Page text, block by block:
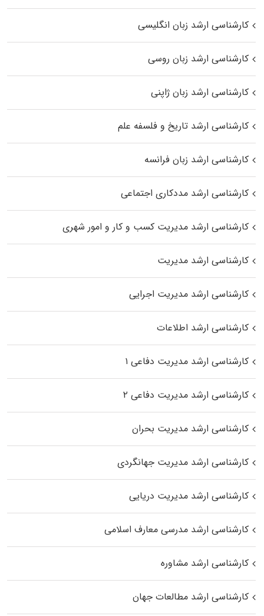
کارشناسی ارشد زبان انگلیسی
کارشناسی ارشد زبان روسی
کارشناسی ارشد زبان ژاپنی
کارشناسی ارشد تاریخ و فلسفه علم
کارشناسی ارشد زبان فرانسه
کارشناسی ارشد مددکاری اجتماعی
کارشناسی ارشد مدیریت کسب و کار و امور شهری
کارشناسی ارشد مدیریت
کارشناسی ارشد مدیریت اجرایی
کارشناسی ارشد اطلاعات
کارشناسی ارشد مدیریت دفاعی ۱
کارشناسی ارشد مدیریت دفاعی ۲
کارشناسی ارشد مدیریت بحران
کارشناسی ارشد مدیریت جهانگردی
کارشناسی ارشد مدیریت دریایی
کارشناسی ارشد مدرسی معارف اسلامی
کارشناسی ارشد مشاوره
کارشناسی ارشد مطالعات جهان